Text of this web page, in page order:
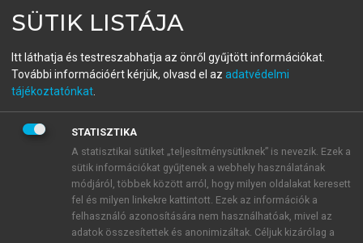
fiókoddal,vagy hozz létre új fiókot.
A regisztráció után apróbaidőszakautomatikusan
BELÉPÉS SAJÁT FIÓKKAL
ÚJ FIÓK LÉTREHOZÁSA
1 óra díjmentes hozzáférés
SÜTIK LISTÁJA
Itt láthatja és testreszabhatja az önről gyűjtött információkat.
További információért kérjük, olvasd el az adatvédelmi
tájékoztatónkat
STATISZTIKA
A statisztikai sütiket „teljesítménysütiknek” is nevezik. Ezek a
sütik információkat gyűjtenek a webhely használatának
módjáról, többek között arról, hogy milyen oldalakat keresett
fel és milyen linkekre kattintott. Ezek az információk a
felhasználó azonosítására nem használhatóak, mivel az
adatok összesítettek és anonimizáltak. Céljuk kizárólag a